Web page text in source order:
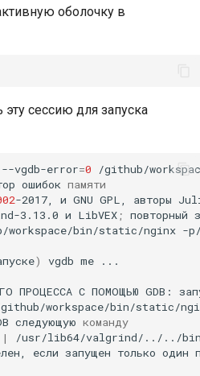
оболочку в
сессию для запуска
--vgdb-error=0
/github/
ошибок памяти
-2017, и GNU GPL, авторы
3.13.0 и LibVEX ; повторный
workspace/bin/static/nginx -
) vgdb me
ПРОЦЕССА С ПОМОЩЬЮ GDB:
следующую команду
|
/usr/lib64/valgrind/../../
если запущен только один